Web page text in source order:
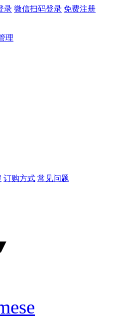
录 微信扫码登录 免费注册
理
订购方式 常见问题